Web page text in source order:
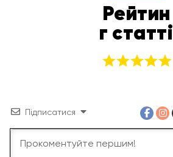
Рейтин
г статті
Підписатися